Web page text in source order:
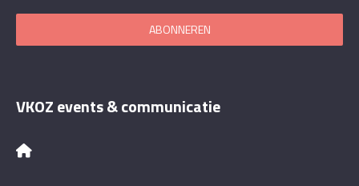
ABONNEREN
VKOZ events & communicatie